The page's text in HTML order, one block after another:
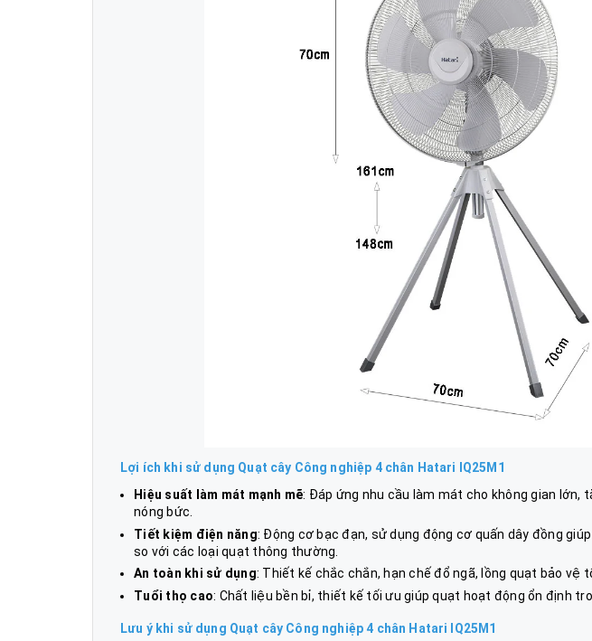
Lợi ích khi sử dụng Quạt cây Công nghiệp 4 chân Hatari IQ25M1
Hiệu suất làm mát mạnh mẽ: Đáp ứng nhu cầu làm mát cho không gian lớn,
nóng bức.
Tiết kiệm điện năng: Động cơ bạc đạn, sử dụng động cơ quấn dây đồng
so với các loại quạt thông thường.
An toàn khi sử dụng: Thiết kế chắc chắn, hạn chế đổ ngã, lồng quạt bảo vệ
Tuổi thọ cao: Chất liệu bền bỉ, thiết kế tối ưu giúp quạt hoạt động ổn định
Lưu ý khi sử dụng Quạt cây Công nghiệp 4 chân Hatari IQ25M1